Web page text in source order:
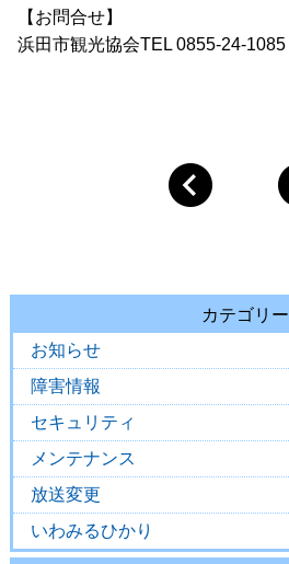
【お問合せ】
浜田市観光協会TEL 0855-24-1085
カテゴリー
お知らせ
障害情報
セキュリティ
メンテナンス
放送変更
いわみるひかり